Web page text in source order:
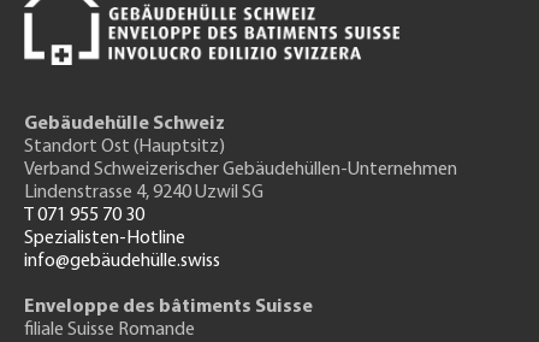
Gebäudehülle Schweiz
Standort Ost (Hauptsitz)
Verband Schweizerischer Gebäudehüllen-Unternehmen
Lindenstrasse 4, 9240 Uzwil SG
T 071 955 70 30
Spezialisten-Hotline
info@gebäudehülle.swiss
Enveloppe des bâtiments Suisse
filiale Suisse Romande